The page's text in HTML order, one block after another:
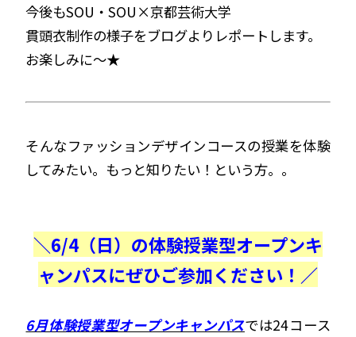
今後もSOU・SOU×京都芸術大学
貫頭衣制作の様子をブログよりレポートします。
お楽しみに～★
そんなファッションデザインコースの授業を体験
してみたい。もっと知りたい！という方。。
＼6/4（日）の体験授業型オープンキ
ャンパスにぜひご参加ください！／
6月体験授業型オープンキャンパスでは24コース